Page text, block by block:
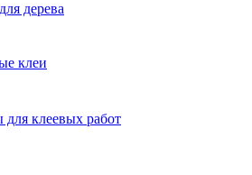
дерева
клеи
для клеевых работ